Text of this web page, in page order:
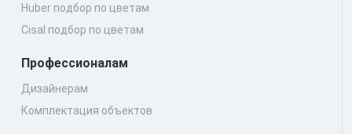
Huber подбор по цветам
Cisal подбор по цветам
Профессионалам
Дизайнерам
Комплектация объектов